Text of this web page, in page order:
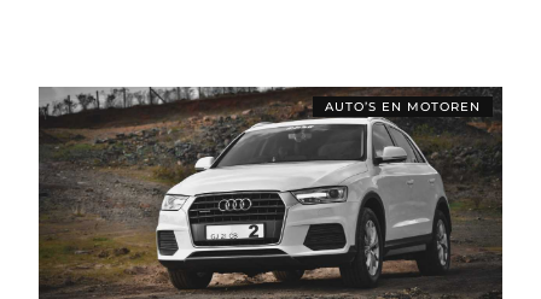
AUTO’S EN MOTOREN